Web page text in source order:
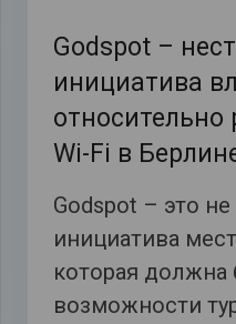
Godspot –
инициатива
относительно
Wi-Fi в
Godspot – это
инициатива
которая
возможности